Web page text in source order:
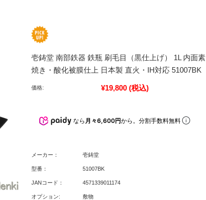
壱鋳堂 南部鉄器 鉄瓶 刷毛目（黒仕上げ） 1L 内面素
焼き・酸化被膜仕上 日本製 直火・IH対応 51007BK
価格: ¥19,800 (税込)
なら 月々6,600円から。分割手数料無料
メーカー： 壱鋳堂
型番： 51007BK
JANコード： 4571339011174
オプション: 敷物